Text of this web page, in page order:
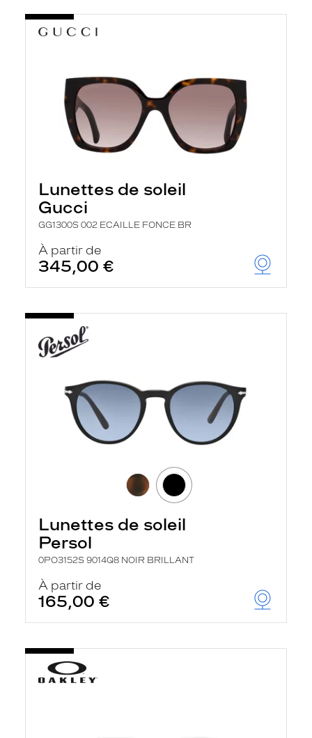
Lunettes de soleil
Gucci
GG1300S 002 ECAILLE FONCE BR
À partir de
345,00 €
Lunettes de soleil
Persol
0PO3152S 9014Q8 NOIR BRILLANT
À partir de
165,00 €